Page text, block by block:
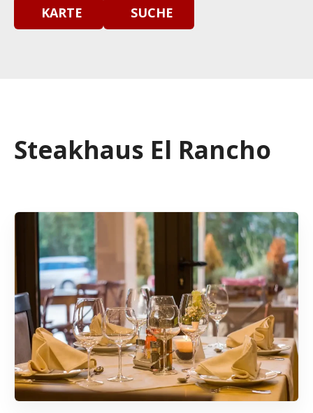
KARTE SUCHE
Steakhaus El Rancho